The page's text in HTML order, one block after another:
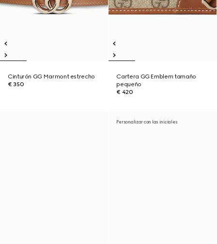
Cinturón GG Marmont estrecho
€ 350
Cartera GG Emblem tamaño
pequeño
€ 420
Personalizar con las iniciales